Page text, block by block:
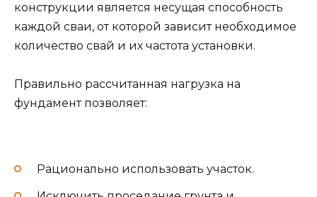
конструкции является несущая способность
каждой сваи, от которой зависит необходимое
количество свай и их частота установки.
Правильно рассчитанная нагрузка на
фундамент позволяет:
Рационально использовать участок.